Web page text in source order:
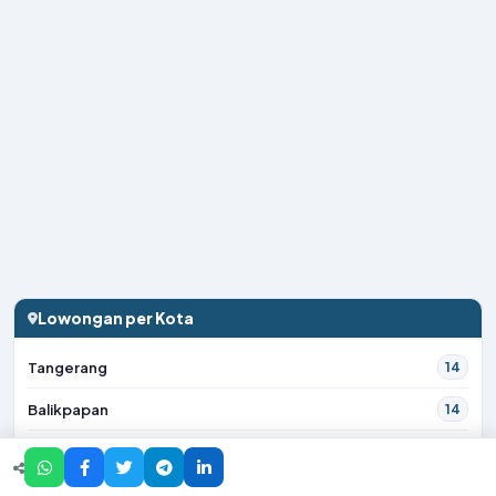
Lowongan per Kota
Tangerang 14
Balikpapan 14
Samarinda